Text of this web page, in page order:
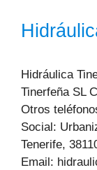
Hidráulica
Tinerfeña SL
Otros
Social:
Tenerife,
Email: